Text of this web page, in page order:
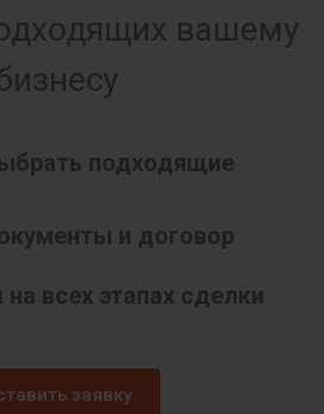
вашему
подходящие
и договор
всех этапах сделки
заявку